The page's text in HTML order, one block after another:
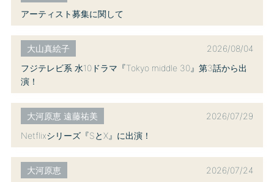
アーティスト募集に関して
大山真絵子
2026/08/04
フジテレビ系 水10ドラマ『Tokyo middle 30』第3話から出
演！
大河原恵 遠藤祐美
2026/07/29
Netflixシリーズ『SとX』に出演！
大河原恵
2026/07/24